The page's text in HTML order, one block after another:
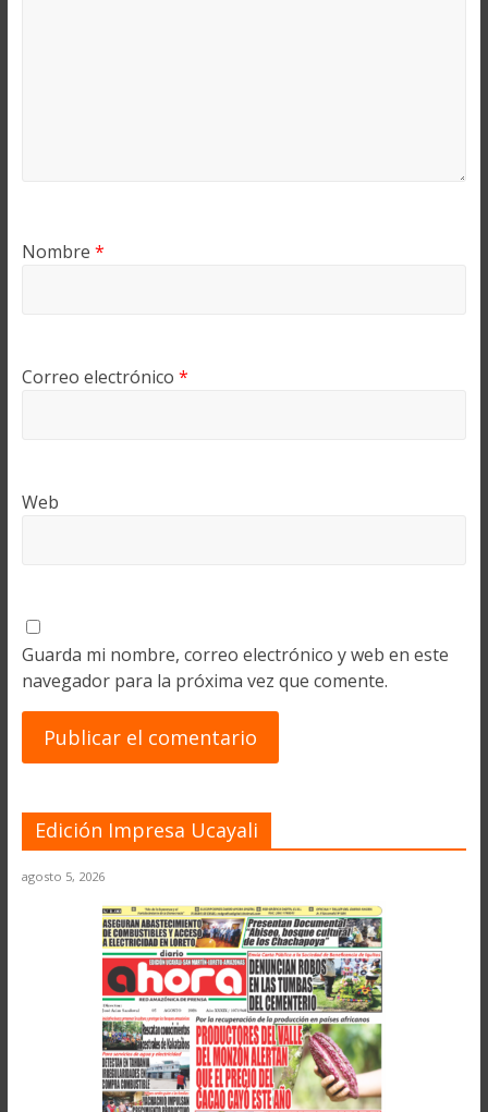
Nombre *
Correo electrónico *
Web
Guarda mi nombre, correo electrónico y web en este
navegador para la próxima vez que comente.
Edición Impresa Ucayali
agosto 5, 2026